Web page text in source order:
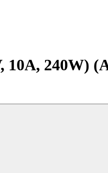
10A, 240W)